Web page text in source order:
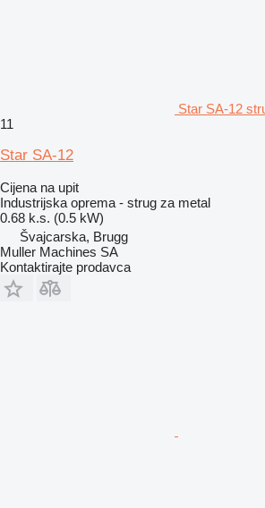
Star SA-12
11
Star SA-12
Cijena na upit
Industrijska oprema - strug za metal
0.68 k.s. (0.5 kW)
Švајcarska, Brugg
Muller Machines SA
Kontaktirajte prodavca